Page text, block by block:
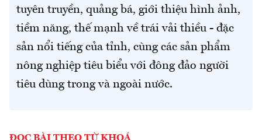
tuyên truyền, quảng bá, giới thiệu hình ảnh,
tiềm năng, thế mạnh về trái vải thiều - đặc
sản nổi tiếng của tỉnh, cùng các sản phẩm
nông nghiệp tiêu biểu với đông đảo người
tiêu dùng trong và ngoài nước.